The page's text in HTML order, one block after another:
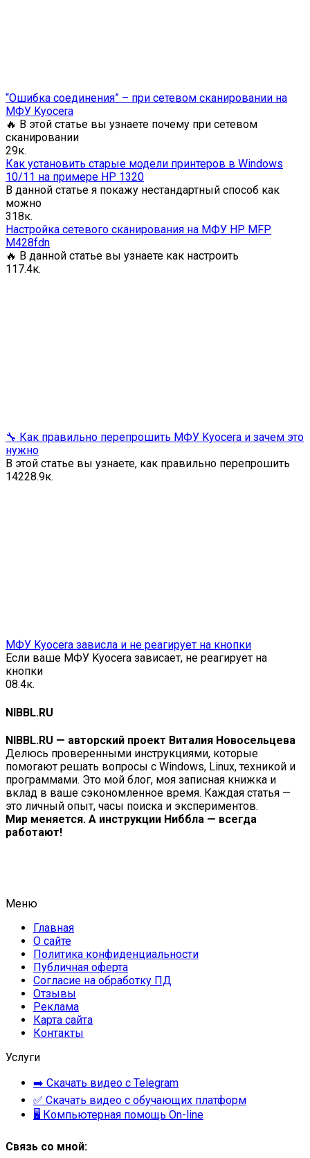
“Ошибка соединения” – при сетевом сканировании на
МФУ Kyocera
🔥 В этой статье вы узнаете почему при сетевом
сканировании
29к.
Как установить старые модели принтеров в Windows
10/11 на примере HP 1320
В данной статье я покажу нестандартный способ как
можно
318к.
Настройка сетевого сканирования на МФУ HP MFP
M428fdn
🔥 В данной статье вы узнаете как настроить
1 17.4к.
🔧 Как правильно перепрошить МФУ Kyocera и зачем это
нужно
В этой статье вы узнаете, как правильно перепрошить
14228.9к.
МФУ Kyocera зависла и не реагирует на кнопки
Если ваше МФУ Kyocera зависает, не реагирует на
кнопки
08.4к.
NIBBL.RU
NIBBL.RU — авторский проект Виталия Новосельцева
Делюсь проверенными инструкциями, которые
помогают решать вопросы с Windows, Linux, техникой и
программами. Это мой блог, моя записная книжка и
вклад в ваше сэкономленное время. Каждая статья —
это личный опыт, часы поиска и экспериментов.
Мир меняется. А инструкции Ниббла — всегда
работают!
Меню
Главная
О сайте
Политика конфиденциальности
Публичная оферта
Согласие на обработку ПД
Отзывы
Реклама
Карта сайта
Контакты
Услуги
➡️ Скачать видео с Telegram
✅ Скачать видео с обучающих платформ
🖥 Компьютерная помощь On-line
Связь со мной: